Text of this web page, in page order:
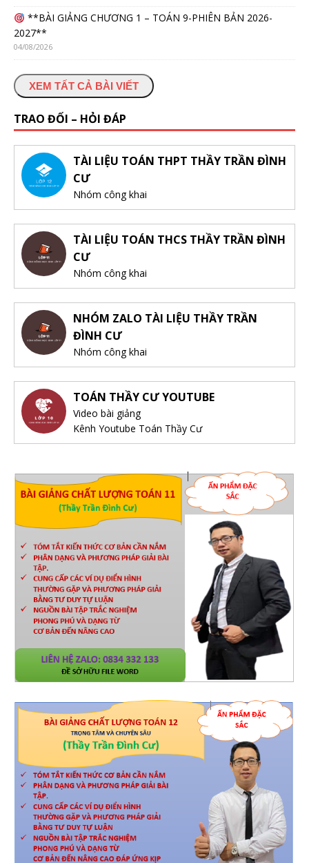
**BÀI GIẢNG CHƯƠNG 1 – TOÁN 9-PHIÊN BẢN 2026-
2027**
04/08/2026
XEM TẤT CẢ BÀI VIẾT
TRAO ĐỔI – HỎI ĐÁP
TÀI LIỆU TOÁN THPT THẦY TRẦN ĐÌNH
CƯ
Nhóm công khai
TÀI LIỆU TOÁN THCS THẦY TRẦN ĐÌNH
CƯ
Nhóm công khai
NHÓM ZALO TÀI LIỆU THẦY TRẦN
ĐÌNH CƯ
Nhóm công khai
TOÁN THẦY CƯ YOUTUBE
Video bài giảng
Kênh Youtube Toán Thầy Cư